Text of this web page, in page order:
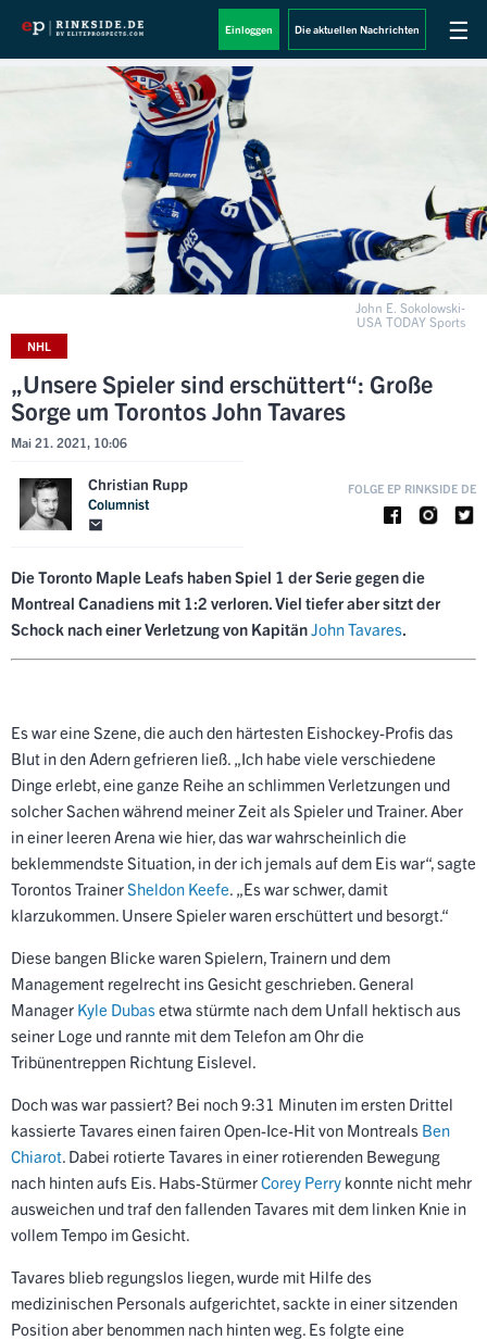
☰
Die aktuellen Nachrichten
Einloggen
John E. Sokolowski-
USA TODAY Sports
NHL
„Unsere Spieler sind erschüttert“: Große
Sorge um Torontos John Tavares
Mai 21. 2021, 10:06
Christian Rupp
Columnist
FOLGE EP RINKSIDE DE
Die Toronto Maple Leafs haben Spiel 1 der Serie gegen die
Montreal Canadiens mit 1:2 verloren. Viel tiefer aber sitzt der
Schock nach einer Verletzung von KapitänJohn Tavares.
Es war eine Szene, die auch den härtesten Eishockey-Profis das
Blut in den Adern gefrieren ließ. „Ich habe viele verschiedene
Dinge erlebt, eine ganze Reihe an schlimmen Verletzungen und
solcher Sachen während meiner Zeit als Spieler und Trainer. Aber
in einer leeren Arena wie hier, das war wahrscheinlich die
beklemmendste Situation, in der ich jemals auf dem Eis war“, sagte
Torontos TrainerSheldon Keefe. „Es war schwer, damit
klarzukommen. Unsere Spieler waren erschüttert und besorgt.“
Diese bangen Blicke waren Spielern, Trainern und dem
Management regelrecht ins Gesicht geschrieben. General
Manager Kyle Dubasetwa stürmte nach dem Unfall hektisch aus
seiner Loge und rannte mit dem Telefon am Ohr die
Tribünentreppen Richtung Eislevel.
Doch was war passiert? Bei noch 9:31 Minuten im ersten Drittel
kassierte Tavares einen fairen Open-Ice-Hit von Montreals Ben
Chiarot. Dabei rotierte Tavares in einer rotierenden Bewegung
nach hinten aufs Eis. Habs-StürmerCorey Perry konnte nicht mehr
ausweichen und traf den fallenden Tavares mit dem linken Knie in
vollem Tempo im Gesicht.
Tavares blieb regungslos liegen, wurde mit Hilfe des
medizinischen Personals aufgerichtet, sackte in einer sitzenden
Position aber benommen nach hinten weg. Es folgte eine